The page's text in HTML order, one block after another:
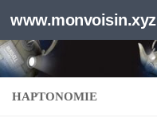
Au dessous du contenu
www.monvoisin.xyz
HAPTONOMIE